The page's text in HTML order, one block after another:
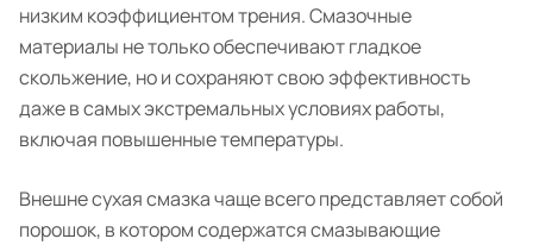
низким коэффициентом трения. Смазочные
материалы не только обеспечивают гладкое
скольжение, но и сохраняют свою эффективность
даже в самых экстремальных условиях работы,
включая повышенные температуры.
Внешне сухая смазка чаще всего представляет собой
порошок, в котором содержатся смазывающие